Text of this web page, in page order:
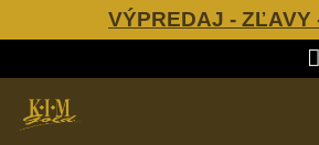
VÝPREDAJ - ZĽAVY